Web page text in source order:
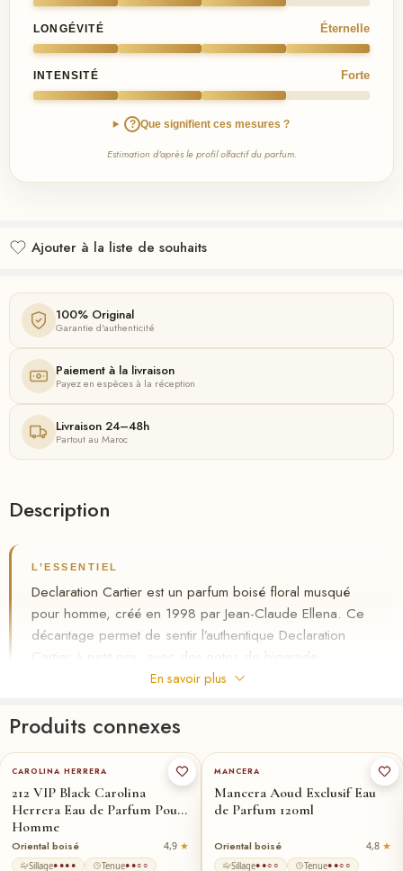
LONGÉVITÉ Éternelle
INTENSITÉ Forte
? Que signifient ces mesures ?
Estimation d'après le profil olfactif du parfum.
Ajouter à la liste de souhaits
100% Original
Garantie d'authenticité
Paiement à la livraison
Payez en espèces à la réception
Livraison 24–48h
Partout au Maroc
Description
L’ESSENTIEL
Declaration Cartier est un parfum boisé floral musqué
pour homme, créé en 1998 par Jean-Claude Ellena. Ce
décantage permet de sentir l’authentique Declaration
Cartier à petit prix, avec des notes de bigarade,
cardamome et vétiver. Tenue de 6 à 8 heures,
✦Authentique Declaration Cartier en petit format
✦Boisé floral musqué, tenue 6–8 h
✦ Paiement à la livraison au Maroc
✓ Livraison gratuite partout au Maroc
✓ Échantillon gratuit à la commande
En savoir plus
Produits connexes
100-ml ★ 50-ml
CAROLINA HERRERA
212 VIP Black Carolina
Herrera Eau de Parfum Pour
Homme
Oriental boisé 4,9
Sillage●●●● Tenue●●○○
MANCERA
Mancera Aoud Exclusif Eau
de Parfum 120ml
Oriental boisé 4,8
Sillage●●○○ Tenue●●○○